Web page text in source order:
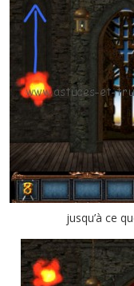
jusqu’à ce